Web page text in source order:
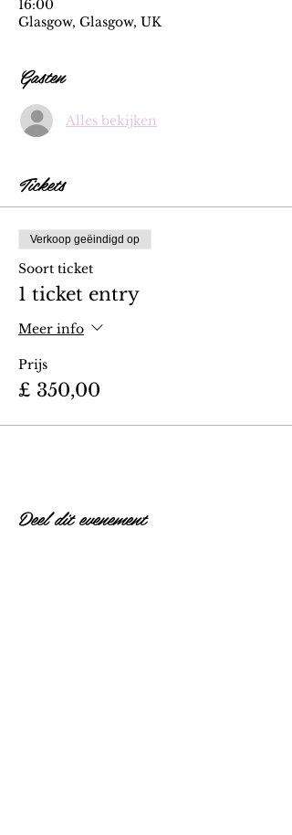
16:00
Glasgow, Glasgow, UK
Gasten
Alles bekijken
Tickets
Verkoop geëindigd op
Soort ticket
1 ticket entry
Meer info
Prijs
£ 350,00
Deel dit evenement